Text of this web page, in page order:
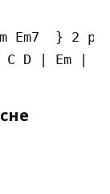
Em7  } 2